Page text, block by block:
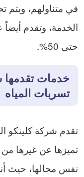
في متناولهم،
حتى 50%.
خدمات
تسربات المياه
تقدم شركة كلينكو
تميزها عن غيرها
نفس مجالها، حيث